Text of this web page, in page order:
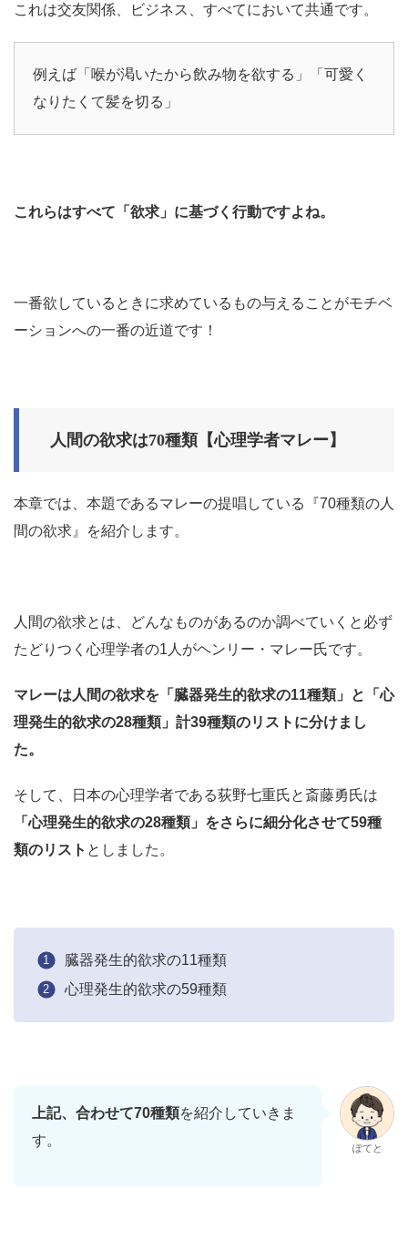
これは交友関係、ビジネス、すべてにおいて共通です。
例えば「喉が渇いたから飲み物を欲する」「可愛く
なりたくて髪を切る」
これらはすべて「欲求」に基づく行動ですよね。
一番欲しているときに求めているもの与えることがモチベ
ーションへの一番の近道です！
人間の欲求は70種類【心理学者マレー】
本章では、本題であるマレーの提唱している『70種類の人
間の欲求』を紹介します。
人間の欲求とは、どんなものがあるのか調べていくと必ず
たどりつく心理学者の1人がヘンリー・マレー氏です。
マレーは人間の欲求を「臓器発生的欲求の11種類」と「心
理発生的欲求の28種類」計39種類のリストに分けまし
た。
そして、日本の心理学者である荻野七重氏と斎藤勇氏は
「心理発生的欲求の28種類」をさらに細分化させて59種
類のリスト としました。
臓器発生的欲求の11種類
心理発生的欲求の59種類
上記、合わせて70種類を紹介していきま
す。
ぽてと